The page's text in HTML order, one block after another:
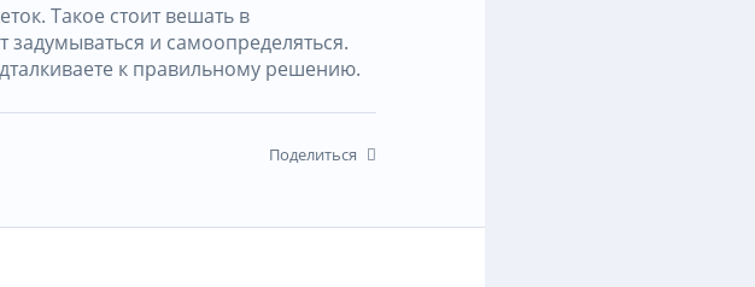
Такое стоит вешать в
и самоопределяться.
к правильному решению.
Поделиться